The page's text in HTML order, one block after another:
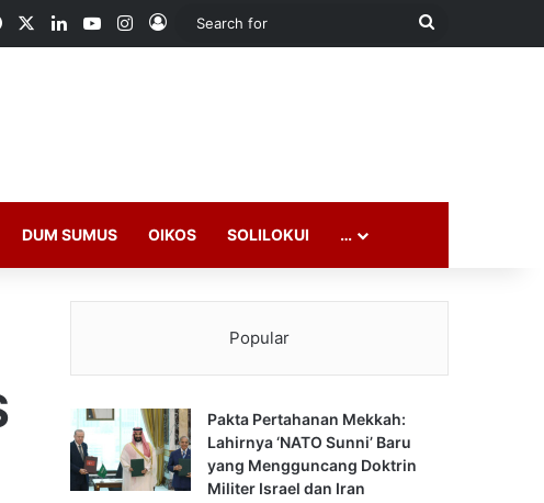
FacebookLinkedInYouTubeInstagram
Log In
Search
DUM SUMUS OIKOS SOLILOKUI …
Popular
Pakta Pertahanan Mekkah:
Lahirnya ‘NATO Sunni’ Baru
yang Mengguncang Doktrin
Militer Israel dan Iran